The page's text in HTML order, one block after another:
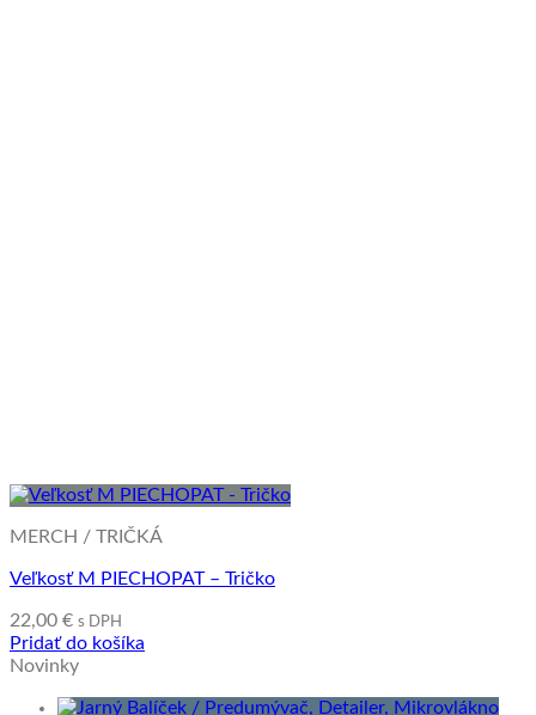
MERCH / TRIČKÁ
Veľkosť M PIECHOPAT – Tričko
22,00 € s DPH
Pridať do košíka
Novinky